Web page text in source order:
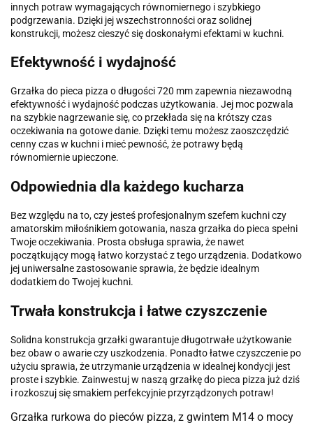
innych potraw wymagających równomiernego i szybkiego
podgrzewania. Dzięki jej wszechstronności oraz solidnej
konstrukcji, możesz cieszyć się doskonałymi efektami w kuchni.
Efektywność i wydajność
Grzałka do pieca pizza o długości 720 mm zapewnia niezawodną
efektywność i wydajność podczas użytkowania. Jej moc pozwala
na szybkie nagrzewanie się, co przekłada się na krótszy czas
oczekiwania na gotowe danie. Dzięki temu możesz zaoszczędzić
cenny czas w kuchni i mieć pewność, że potrawy będą
równomiernie upieczone.
Odpowiednia dla każdego kucharza
Bez względu na to, czy jesteś profesjonalnym szefem kuchni czy
amatorskim miłośnikiem gotowania, nasza grzałka do pieca spełni
Twoje oczekiwania. Prosta obsługa sprawia, że nawet
początkujący mogą łatwo korzystać z tego urządzenia. Dodatkowo
jej uniwersalne zastosowanie sprawia, że będzie idealnym
dodatkiem do Twojej kuchni.
Trwała konstrukcja i łatwe czyszczenie
Solidna konstrukcja grzałki gwarantuje długotrwałe użytkowanie
bez obaw o awarie czy uszkodzenia. Ponadto łatwe czyszczenie po
użyciu sprawia, że utrzymanie urządzenia w idealnej kondycji jest
proste i szybkie. Zainwestuj w naszą grzałkę do pieca pizza już dziś
i rozkoszuj się smakiem perfekcyjnie przyrządzonych potraw!
Grzałka rurkowa do pieców pizza, z gwintem M14 o mocy